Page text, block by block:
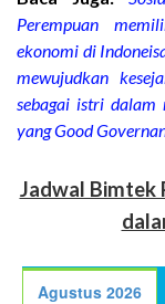
Perempuan
ekonomi di
mewujudkan
sebagai istri dalam
yang Good
Jadwal Bimtek
Agustus 2026